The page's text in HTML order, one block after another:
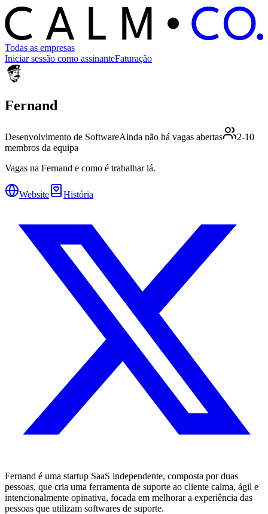
C ALM C O.
Todas as empresas
Iniciar sessão como assinanteFaturação
Fernand
Desenvolvimento de SoftwareAinda não há vagas abertas
2-10
membros da equipa
Vagas na Fernand e como é trabalhar lá.
Website História
Fernand é uma startup SaaS independente, composta por duas
pessoas, que cria uma ferramenta de suporte ao cliente calma, ágil e
intencionalmente opinativa, focada em melhorar a experiência das
pessoas que utilizam softwares de suporte.